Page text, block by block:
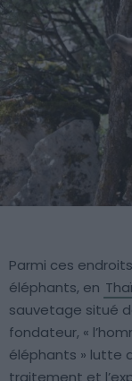
Parmi ces
éléphants, en
sauvetage situé
fondateur, «
éléphants » lutte
traitement et